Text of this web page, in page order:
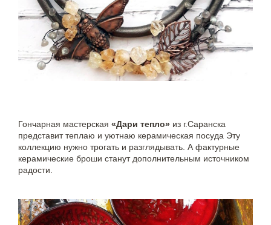
Гончарная мастерская «Дари тепло» из г.Саранска
представит теплаю и уютнаю керамическая посуда Эту
коллекцию нужно трогать и разглядывать. А фактурные
керамические броши станут дополнительным источником
радости.